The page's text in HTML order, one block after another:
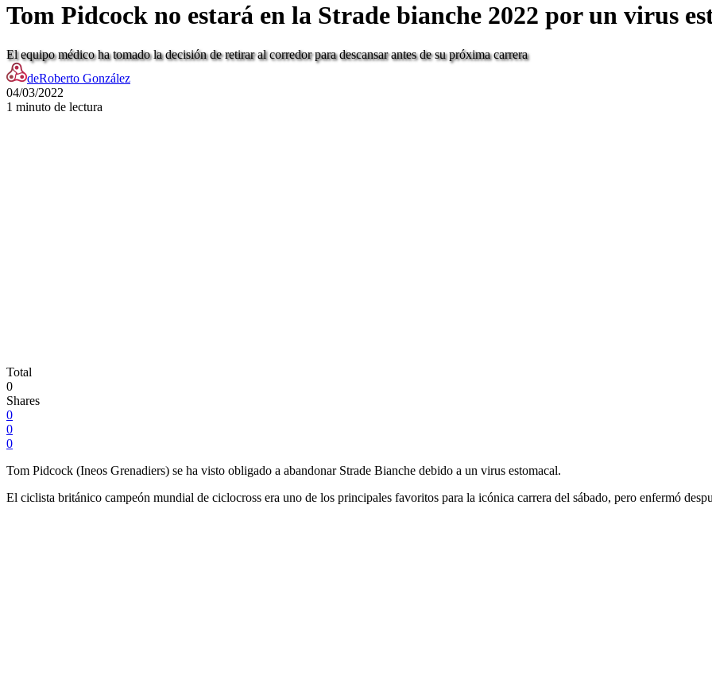
Tom Pidcock no estará en la Strade bianche 2022 por un virus
El equipo médico ha tomado la decisión de retirar al corredor para descansar antes de su próxima carrera
deRoberto González
04/03/2022
1 minuto de lectura
Total
0
Shares
0
0
0
Tom Pidcock (Ineos Grenadiers) se ha visto obligado a abandonar Strade Bianche debido a un virus estomacal.
El ciclista británico campeón mundial de ciclocross era uno de los principales favoritos para la icónica carrera del sábado, pero enfermó